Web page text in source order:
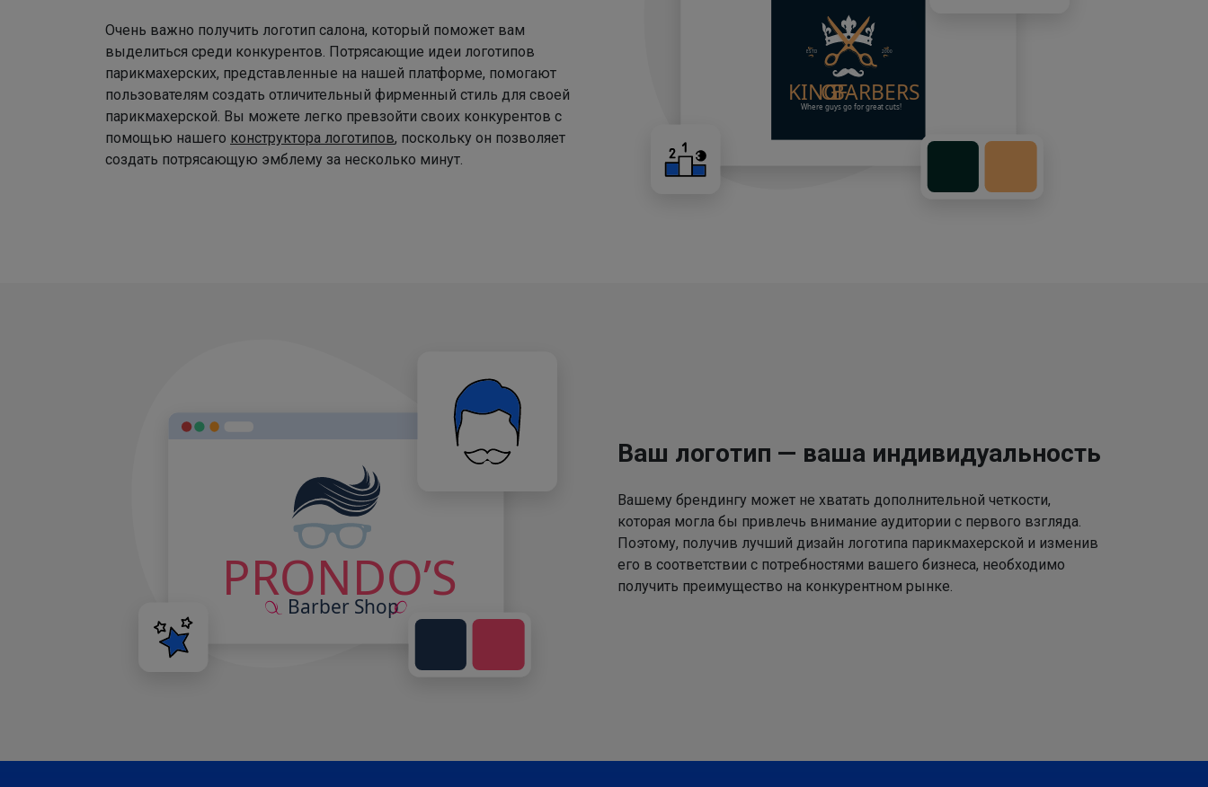
Очень важно получить логотип салона, который поможет вам
выделиться среди конкурентов. Потрясающие идеи логотипов
парикмахерских, представленные на нашей платформе, помогают
пользователям создать отличительный фирменный стиль для своей
парикмахерской. Вы можете легко превзойти своих конкурентов с
помощью нашего конструктора логотипов, поскольку он позволяет
создать потрясающую эмблему за несколько минут.
Ваш логотип — ваша индивидуальность
Вашему брендингу может не хватать дополнительной четкости,
которая могла бы привлечь внимание аудитории с первого взгляда.
Поэтому, получив лучший дизайн логотипа парикмахерской и изменив
его в соответствии с потребностями вашего бизнеса, необходимо
получить преимущество на конкурентном рынке.